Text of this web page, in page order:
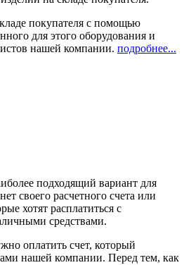
покупателя с помощью
для этого оборудования и
нашей компании. подробнее...
подходящий вариант для
своего расчетного счета или
хотят расплатиться с
средствами.
оплатить счет, который
нашей компании. Перед тем, как